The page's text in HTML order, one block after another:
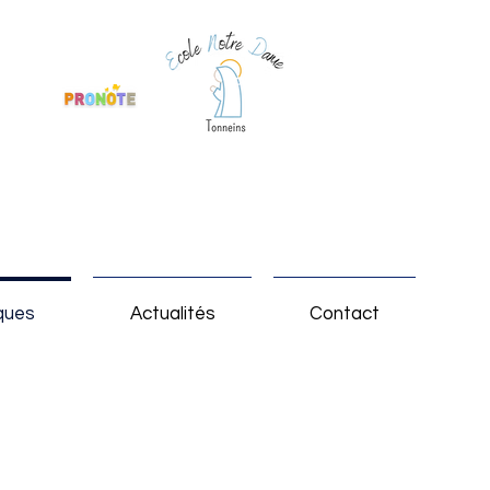
Actualités Contact